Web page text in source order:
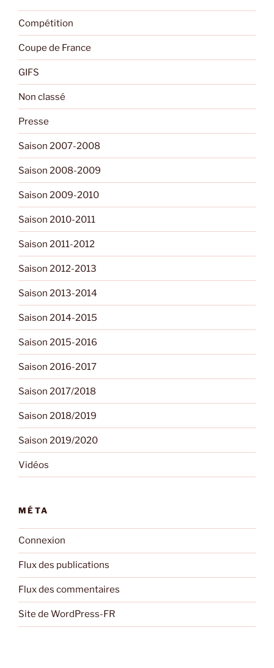
Compétition
Coupe de France
GIFS
Non classé
Presse
Saison 2007-2008
Saison 2008-2009
Saison 2009-2010
Saison 2010-2011
Saison 2011-2012
Saison 2012-2013
Saison 2013-2014
Saison 2014-2015
Saison 2015-2016
Saison 2016-2017
Saison 2017/2018
Saison 2018/2019
Saison 2019/2020
Vidéos
MÉTA
Connexion
Flux des publications
Flux des commentaires
Site de WordPress-FR